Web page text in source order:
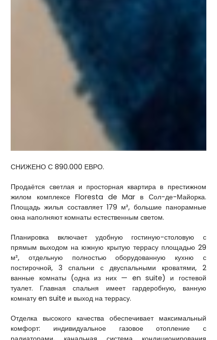
СНИЖЕНО С 890.000 ЕВРО.
Продаётся светлая и просторная квартира в престижном
жилом комплексе Floresta de Mar в Сол-де-Майорка.
Площадь жилья составляет 179 м², большие панорамные
окна наполняют комнаты естественным светом.
Планировка включает удобную гостиную-столовую с
прямым выходом на южную крытую террасу площадью 29
м², отдельную полностью оборудованную кухню с
постирочной, 3 спальни с двуспальными кроватями, 2
ванные комнаты (одна из них — en suite) и гостевой
туалет. Главная спальня имеет гардеробную, ванную
комнату en suite и выход на террасу.
Отделка высокого качества обеспечивает максимальный
комфорт: индивидуальное газовое отопление с